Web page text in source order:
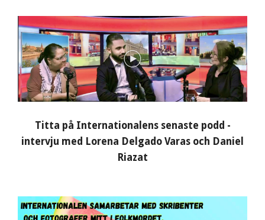
Titta på Internationalens senaste podd -
intervju med Lorena Delgado Varas och Daniel
Riazat